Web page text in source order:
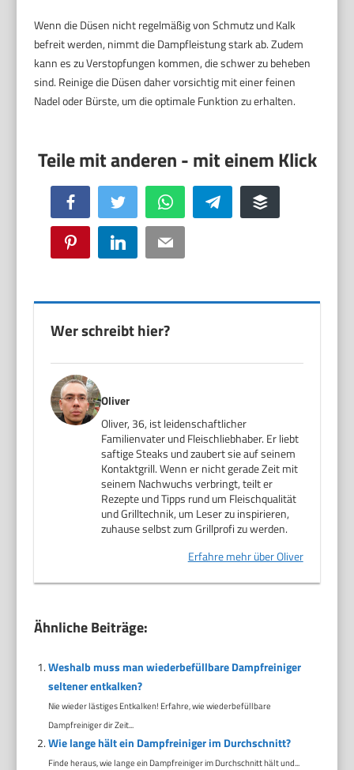
Wenn die Düsen nicht regelmäßig von Schmutz und Kalk
befreit werden, nimmt die Dampfleistung stark ab. Zudem
kann es zu Verstopfungen kommen, die schwer zu beheben
sind. Reinige die Düsen daher vorsichtig mit einer feinen
Nadel oder Bürste, um die optimale Funktion zu erhalten.
Facebook Twitter WhatsApp Telegram Buffer
Pinterest LinkedIn Email
Wer schreibt hier?
Oliver
Oliver, 36, ist leidenschaftlicher
Familienvater und Fleischliebhaber. Er liebt
saftige Steaks und zaubert sie auf seinem
Kontaktgrill. Wenn er nicht gerade Zeit mit
seinem Nachwuchs verbringt, teilt er
Rezepte und Tipps rund um Fleischqualität
und Grilltechnik, um Leser zu inspirieren,
zuhause selbst zum Grillprofi zu werden.
Erfahre mehr über Oliver
Ähnliche Beiträge:
Weshalb muss man wiederbefüllbare Dampfreiniger
seltener entkalken?
Nie wieder lästiges Entkalken! Erfahre, wie wiederbefüllbare
Dampfreiniger dir Zeit...
Wie lange hält ein Dampfreiniger im Durchschnitt?
Finde heraus, wie lange ein Dampfreiniger im Durchschnitt hält und...